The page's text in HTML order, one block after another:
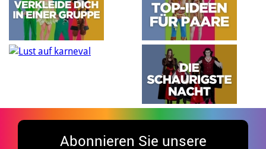
Abonnieren Sie unsere